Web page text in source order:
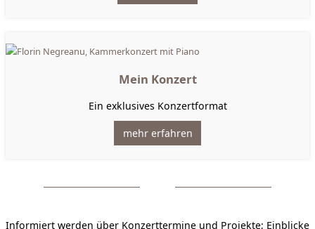
Mein Konzert
Ein exklusives Konzertformat
mehr erfahren
Informiert werden über Konzerttermine und Projekte; Einblicke